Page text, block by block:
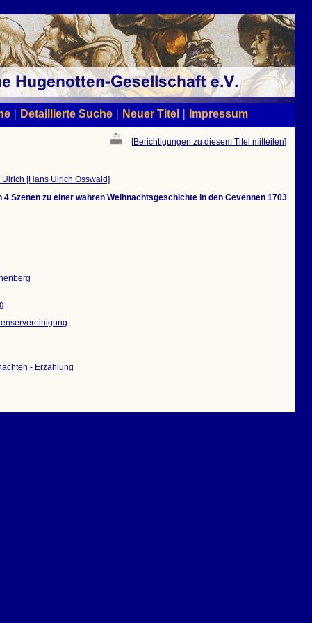
| Detaillierte Suche | Neuer Titel | Impressum
[Berichtigungen zu diesem Titel mitteilen]
[Hans Ulrich Osswald]
Szenen zu einer wahren Weihnachtsgeschichte in den Cevennen 1703
- Erzählung